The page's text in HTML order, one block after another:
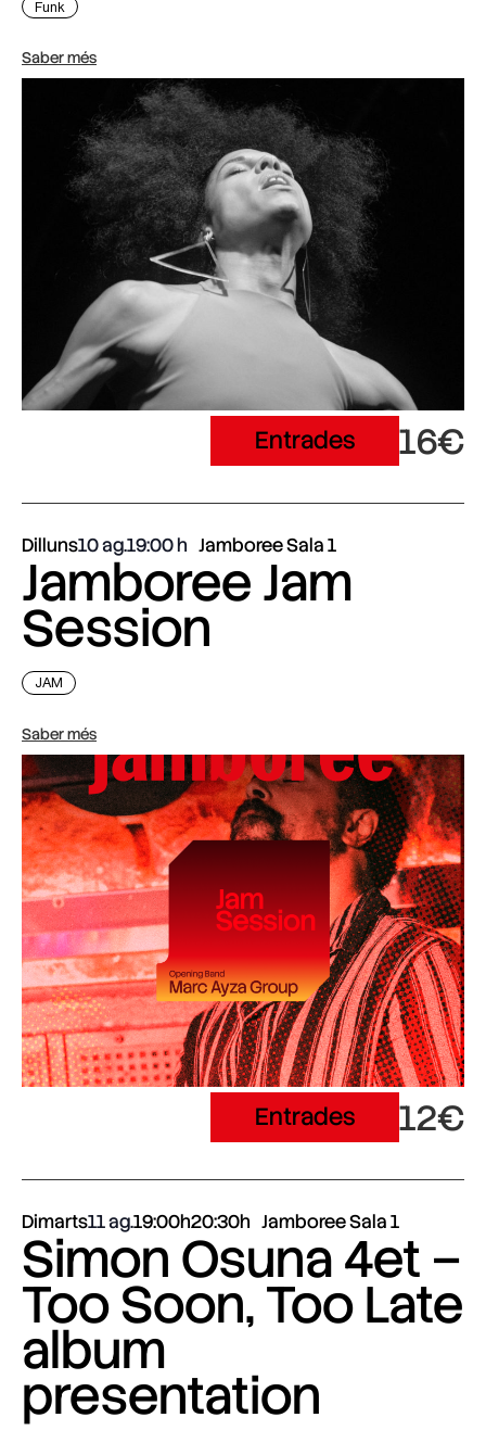
Funk
Saber més
Entrades 16€
Dilluns10 ag.19:00 Jamboree Sala 1
Jamboree Jam
Session
JAM
Saber més
Entrades 12€
Dimarts11 ag.19:00h20:30h Jamboree Sala 1
Simon Osuna 4et –
Too Soon, Too Late
album
presentation